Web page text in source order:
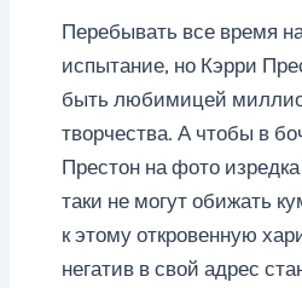
Перебывать все время
испытание, но Кэрри
быть любимицей
творчества. А чтобы в
Престон на фото
таки не могут обижать
к этому откровенную
негатив в свой адрес